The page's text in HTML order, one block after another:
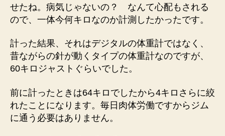
せたね。病気じゃないの？ なんて心配もされる
ので、一体今何キロなのか計測したかったです。
計った結果、それはデジタルの体重計ではなく、
昔ながらの針が動くタイプの体重計なのですが、
60キロジャストぐらいでした。
前に計ったときは64キロでしたから4キロさらに絞
れたことになります。毎日肉体労働ですからジム
に通う必要はありません。